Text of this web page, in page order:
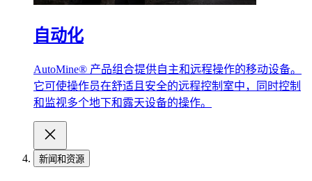
自动化
AutoMine® 产品组合提供自主和远程操作的移动设备。
它可使操作员在舒适且安全的远程控制室中，同时控制
和监视多个地下和露天设备的操作。
新闻和资源